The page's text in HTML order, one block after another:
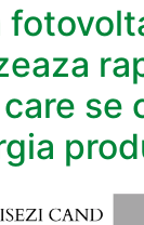
se